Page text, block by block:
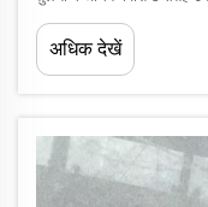
खुली प्रकृति के कारण ऐसी
उतार-चढ़ाव और ह...
अधिक देखें